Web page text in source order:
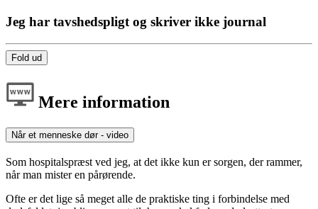
Jeg har tavshedspligt og skriver ikke journal
Fold ud
Mere information
Når et menneske dør - video
Som hospitalspræst ved jeg, at det ikke kun er sorgen, der rammer,
når man mister en pårørende.
Ofte er det lige så meget alle de praktiske ting i forbindelse med